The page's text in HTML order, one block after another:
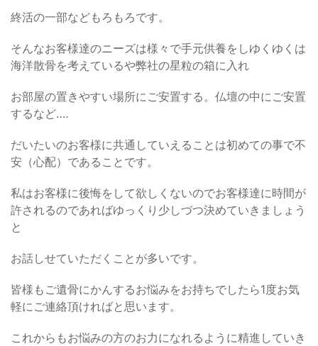
終活の一部などもろもろです。
そんなお客様達のニーズは様々で手元供養をしゆくゆくは
海洋散骨を考えているや弊社の星粒の箱に入れ
お部屋の置きやすい場所にご安置する。仏壇の中にご安置
するなど‥‥
だいたいのお客様に共通していえることは初めての事で不
安（心配）であることです。
私はお客様に後悔をして欲しくないのでお客様達に時間が
許されるのであればゆっくり少しづつ決めていきましょう
と
お話しせていただくことが多いです。
皆様もご遺骨にかんするお悩みをお持ちでしたら1度お気
軽にご連絡頂ければと思います。
これからもお悩みの方のお力になれるように精進していき